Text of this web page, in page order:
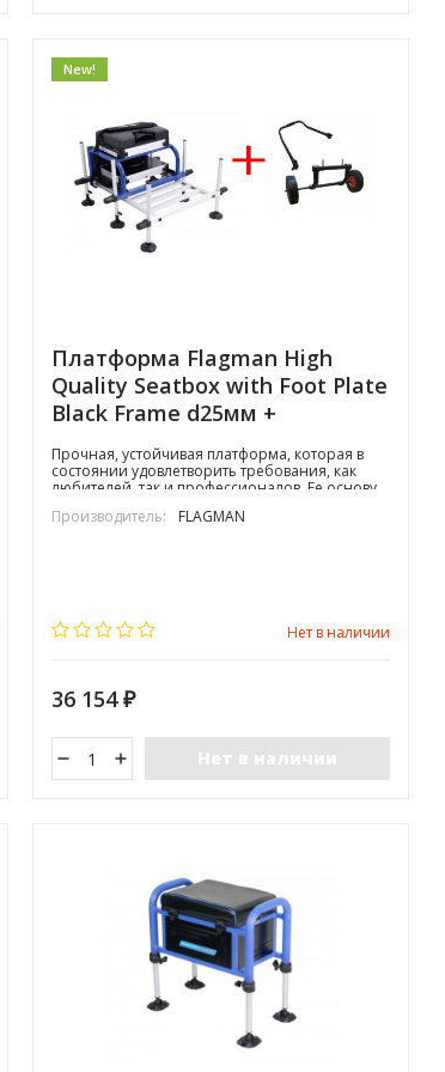
New!
Платформа Flagman High
Quality Seatbox with Foot Plate
Black Frame d25мм +
транспортная система
Прочная, устойчивая платформа, которая в
состоянии удовлетворить требования, как
любителей, так и профессионалов. Ее основу
алюминиевых труб. К ней крепятся основной
Производитель: FLAGMAN
Нет в наличии
36 154₽
Нет в наличии